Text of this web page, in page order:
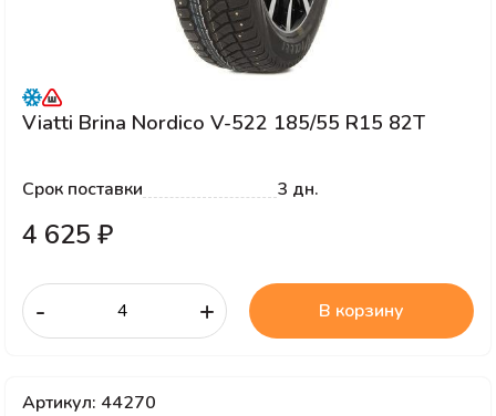
Viatti Brina Nordico V-522 185/55 R15 82T
Срок поставки 3 дн.
4 625 ₽
- + В корзину
Артикул: 44270